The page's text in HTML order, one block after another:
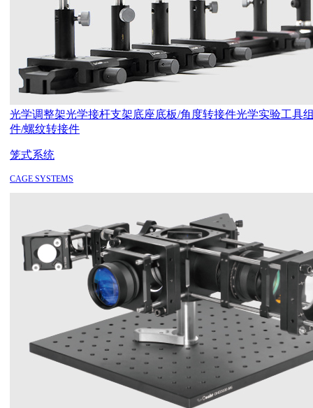
光学调整架光学接杆支架底座底板/角度转接件光学实验工具
件/螺纹转接件
笼式系统
CAGE SYSTEMS